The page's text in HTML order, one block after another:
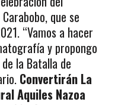
que se
“Vamos a hacer
y propongo
la Batalla de
Convertirán La
Aquiles Nazoa